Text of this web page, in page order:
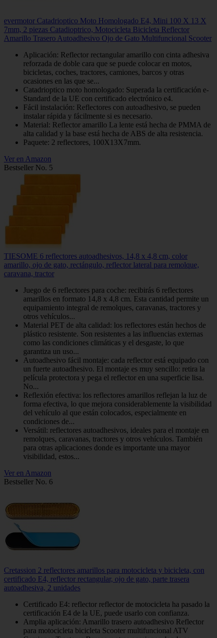
evermotor Catadrioptico Moto Homologado E4, Mini 100 X 13 X
7mm, 2 piezas Catadioptrico, Motocicleta Bicicleta Reflector
Amarillo Trasero Autoadhesivo Ojo de Gato Multifuncional Scooter
Aplicación: Reflector rectangular amarillo con cinta adhesiva
reforzada de doble cara que se puede colocar en motos,
bicicletas, coches, tractores, camiones, barcos y otras
ocasiones en las que se...
Catadrioptico moto homologado: Superada la certificación e-
Standard de la UE con certificado electrónico e4.
Fácil instalación: Reflectores con autoadhesivo, se pueden
instalar rápida y fácilmente si es necesario.
Material: Reflector amarillo La lente está hecha de PMMA de
alta calidad y la base está hecha de ABS de alta resistencia.
Paquete: 2 reflectores, 100X13X7mm.
Ver en Amazon
Bestseller No. 5
TIESOME 6 reflectores autoadhesivos, 14,8 x 4,8 cm, color
amarillo, ojo de gato, rectángulo, reflector lateral para remolque,
caravana, tractor
Juego de 6 reflectores para coche: recibirás 6 reflectores
amarillos en formato 14,8 x 4,8 cm. Esta cantidad permite un
equipamiento integral de remolques, caravanas, tractores y
otros vehículos...
Material PET de alta calidad: los reflectores están hechos de
plástico resistente. Son resistentes a las influencias externas
como las condiciones climáticas y el desgaste, lo que
garantiza un uso...
Autoadhesivo fácil montaje: cada reflector está equipado con
un fuerte autoadhesivo. El montaje es muy sencillo: retira la
película protectora y pega el reflector en una superficie lisa.
No...
Reflexión efectiva: los reflectores amarillos reflejan la luz de
forma efectiva, lo que mejora considerablemente la visibilidad
del vehículo al que están colocados, especialmente en
condiciones de...
Versátil: reflectores autoadhesivos, ideales para el montaje en
remolques, caravanas, tractores y otros vehículos. También
para otras aplicaciones donde es importante una mayor
visibilidad, estos...
Ver en Amazon
Bestseller No. 6
Cretassion 2 reflectores amarillos para motocicleta y bicicleta, con
certificado E4, reflector rectangular, ojo de gato, parte trasera
autoadhesiva, 2 unidades
Certificado E4: reflector reflector de motocicleta ha pasado la
certificación E4 de la UE, puede usarlo con confianza.
Amplia aplicación: Amarillo trasero autoadhesivo Reflector
para motocicleta bicicleta Scooter multifuncional ATV